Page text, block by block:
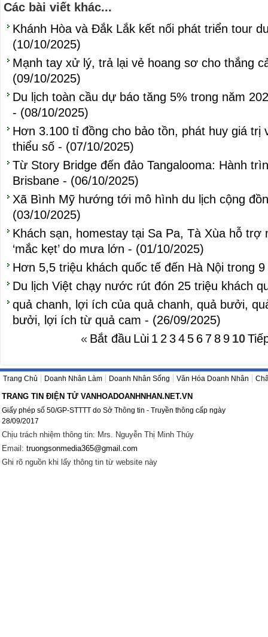
Các bài viết khác...
Khánh Hòa và Đắk Lắk kết nối phát triển tour
(10/10/2025)
Mạnh tay xử lý, trả lại vẻ hoang sơ cho thắng
(09/10/2025)
Du lịch toàn cầu dự báo tăng 5% trong năm
- (08/10/2025)
Hơn 3.100 tỉ đồng cho bảo tồn, phát huy giá trị
thiểu số - (07/10/2025)
Từ Story Bridge đến đảo Tangalooma: Hành
Brisbane - (06/10/2025)
Xã Bình Mỹ hướng tới mô hình du lịch cộng
(03/10/2025)
Khách sạn, homestay tại Sa Pa, Tà Xùa hỗ trợ
‘mắc kẹt’ do mưa lớn - (01/10/2025)
Hơn 5,5 triệu khách quốc tế đến Hà Nội trong
Du lịch Việt chạy nước rút đón 25 triệu khách
quả chanh, lợi ích của quả chanh, quả bưởi,
bưởi, lợi ích từ quả cam - (26/09/2025)
« Bắt đầu Lùi 1 2 34 5 6 7 8 9 10
Trang Chủ Doanh Nhân Làm Doanh Nhân Sống Văn Hóa Doanh Nhân
TRANG TIN ĐIỆN TỬ VANHOADOANHNHAN.NET.VN
Giấy phép số 50/GP-STTTT do Sở Thông tin - Truyền thông cấp ngày
28/09/2017
Chịu trách nhiệm thông tin: Mrs. Nguyễn Thị Minh Thúy
Email: truongsonmedia365@gmail.com
Ghi rõ nguồn khi lấy thông tin từ website này